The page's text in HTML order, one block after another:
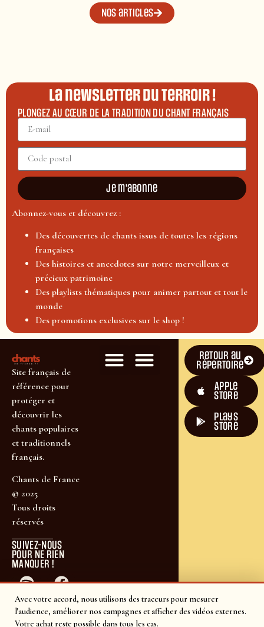
Avec votre accord, nous utilisons des traceurs pour mesurer
l'audience, améliorer nos campagnes et afficher des vidéos externes.
Votre achat reste possible dans tous les cas.
Nos articles
La newsletter du terroir !
PLONGEZ AU CŒUR DE LA TRADITION DU CHANT FRANÇAIS
Je m'abonne
Abonnez-vous et découvrez :
Des découvertes de chants issus de toutes les régions
françaises
Des histoires et anecdotes sur notre merveilleux et
précieux patrimoine
Des playlists thématiques pour animer partout et tout le
monde
Des promotions exclusives sur le shop !
Site français de
référence pour
protéger et
découvrir les
chants populaires
et traditionnels
français.
Chants de France
© 2025
Tous droits
réservés
SUIVEZ-NOUS
POUR NE RIEN
MANQUER !
Retour au
répertoire
Apple
Store
plays
store